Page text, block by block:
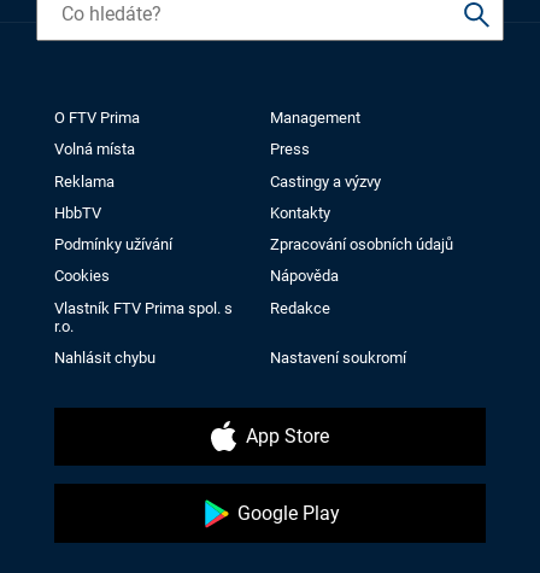
O FTV Prima
Management
Volná místa
Press
Reklama
Castingy a výzvy
HbbTV
Kontakty
Podmínky užívání
Zpracování osobních údajů
Cookies
Nápověda
Vlastník FTV Prima spol. s
r.o.
Redakce
Nahlásit chybu Nastavení soukromí
App Store
Google Play